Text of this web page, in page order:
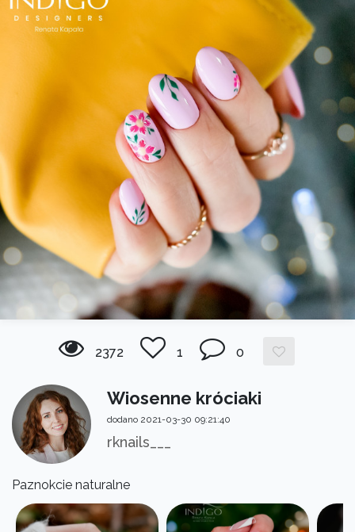
2372 1 0
Wiosenne króciaki
dodano 2021-03-30 09:21:40
rknails___
Paznokcie naturalne